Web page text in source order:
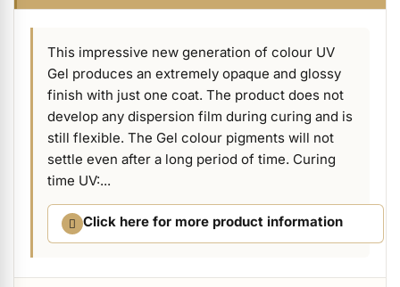
This impressive new generation of colour UV
Gel produces an extremely opaque and glossy
finish with just one coat. The product does not
develop any dispersion film during curing and is
still flexible. The Gel colour pigments will not
settle even after a long period of time. Curing
time UV:...
Click here for more product information